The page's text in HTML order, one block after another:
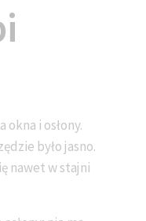
okna i osłony.
było jasno.
nawet w stajni